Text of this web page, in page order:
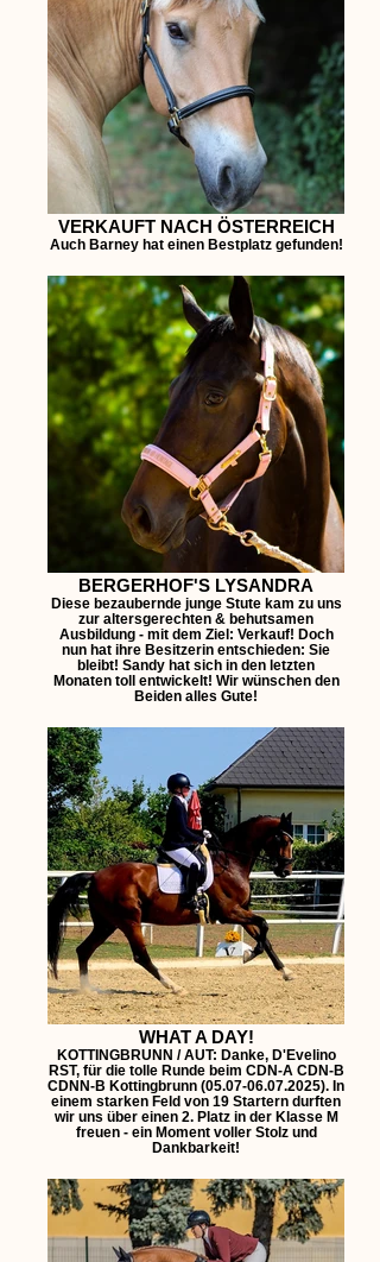
VERKAUFT NACH ÖSTERREICH
Auch Barney hat einen Bestplatz gefunden!
BERGERHOF'S LYSANDRA
Diese bezaubernde junge Stute kam zu uns
zur altersgerechten & behutsamen
Ausbildung - mit dem Ziel: Verkauf! Doch
nun hat ihre Besitzerin entschieden: Sie
bleibt! Sandy hat sich in den letzten
Monaten toll entwickelt! Wir wünschen den
Beiden alles Gute!
WHAT A DAY!
KOTTINGBRUNN / AUT: Danke, D'Evelino
RST, für die tolle Runde beim CDN-A CDN-B
CDNN-B Kottingbrunn (05.07-06.07.2025). In
einem starken Feld von 19 Startern durften
wir uns über einen 2. Platz in der Klasse M
freuen - ein Moment voller Stolz und
Dankbarkeit!